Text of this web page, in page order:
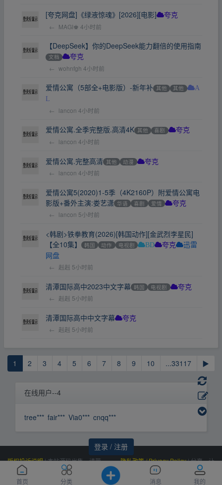
首页 分类 消息 我的
登录 / 注册
[夸克网盘]《绿液惊魂》[2026][电影] 夸克
← MAGI♚ 4小时前
【DeepSeek】你的DeepSeek能力翻倍的使用指南
文档 夸克
← wohnfgh 4小时前
爱情公寓（5部全+电影版）-新年补 其他 其他
A
L
← lancon 4小时前
爱情公寓.全季完整版.高清4K 其他 喜剧 夸克
← lancon 4小时前
爱情公寓.完整高清 其他 动漫 夸克
← lancon 4小时前
爱情公寓5(2020)1-5季（4K2160P）附爱情公寓电
影版+番外主演:娄艺潇 华语 喜剧 爱情 夸克
← lancon 5小时前
<韩剧>铁拳教育(2026)[韩国动作][金武烈李星民]
【全10集】
韩国 动作 电视剧 BD 夸克
迅雷
网盘
← 赳赳 5小时前
清潭国际高中2023中文字幕 韩国 电视剧 夸克
← 赳赳 5小时前
清潭国际高中中文字幕 夸克
← 赳赳 5小时前
1 2 3 4 5 6 7 8 9 10 ...33117 ▶
在线用户--4
tree*** fair*** Via0*** cnqq***
版权投诉说明|本站源码出售，请带
价邮箱联系，非诚勿扰！
隐私政策 / Privacy Policy|分享，让
资源更有价值！
Powered by
云盘资源网| |Processed: 0.011, SQL: